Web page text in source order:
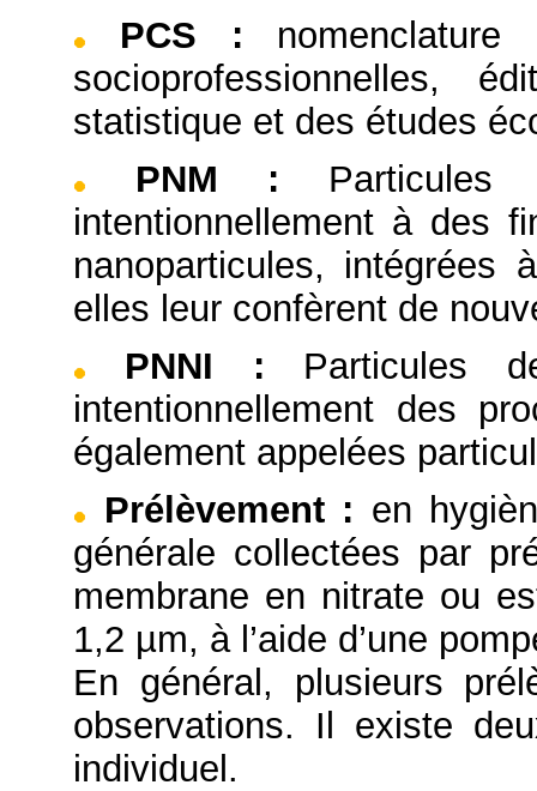
PCS :
socioprofessionnelles,
statistique et des études
PNM :
intentionnellement à des
nanoparticules, intégrées
elles leur confèrent de
PNNI :
Particules
intentionnellement des
également appelées
Prélèvement: en
générale collectées par
membrane en nitrate ou
1,2 µm, à l’aide d’une
En général, plusieurs
observations. Il existe
individuel.